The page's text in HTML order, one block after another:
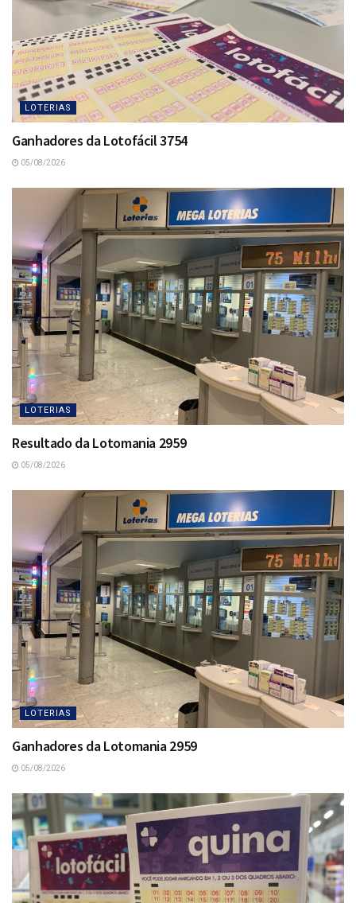
LOTERIAS
Ganhadores da Lotofácil 3754
05/08/2026
LOTERIAS
Resultado da Lotomania 2959
05/08/2026
LOTERIAS
Ganhadores da Lotomania 2959
05/08/2026